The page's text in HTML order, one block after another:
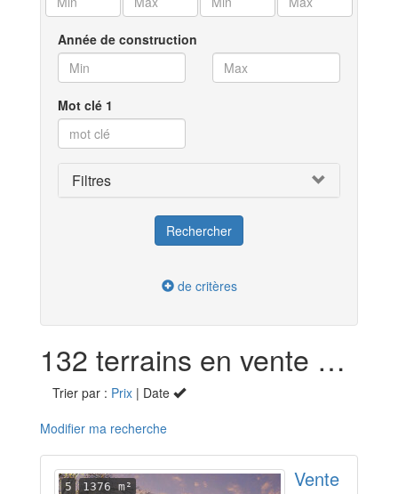
Année de construction
Mot clé 1
Filtres
de critères
132 terrains en vente dans le Loiret (45)
Trier par : Prix | Date
Modifier ma recherche
5 1376 m² Vente